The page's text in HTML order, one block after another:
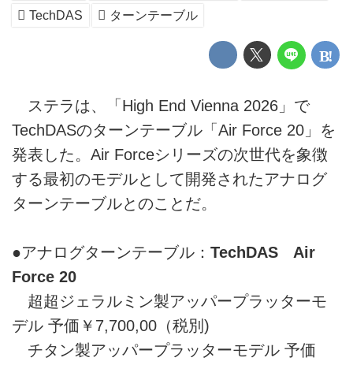
TechDAS
ターンテーブル
ステラは、「High End Vienna 2026」で
TechDASのターンテーブル「Air Force 20」を
発表した。Air Forceシリーズの次世代を象徴
する最初のモデルとして開発されたアナログ
ターンテーブルとのことだ。
●アナログターンテーブル： TechDAS Air
Force 20
超超ジェラルミン製アッパープラッターモ
デル 予価￥7,700,00（税別)
チタン製アッパープラッターモデル 予価